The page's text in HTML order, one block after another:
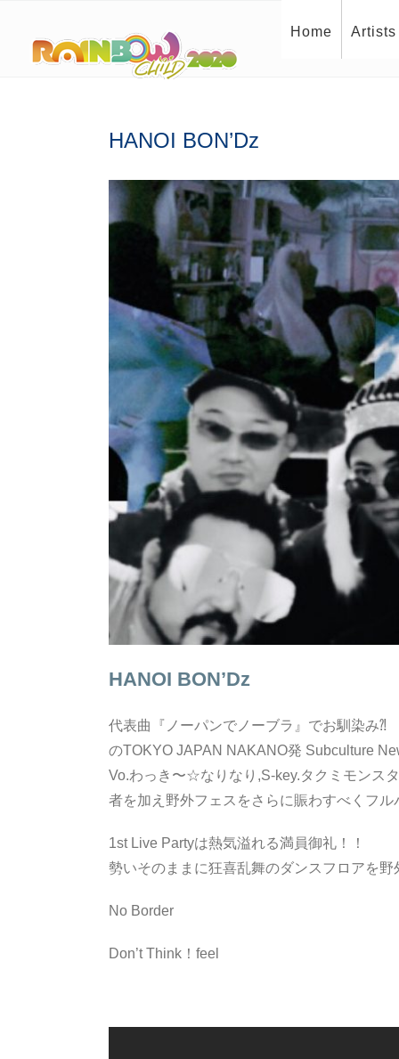
Home Artists
HANOI BON’Dz
HANOI BON’Dz
代表曲『ノーパンでノーブラ』でお馴染み⁈
のTOKYO JAPAN NAKANO発 Subculture
Vo.わっき〜☆なりなり,S-key.タクミモンス
者を加え野外フェスをさらに賑わすべくフル
1st Live Partyは熱気溢れる満員御礼！！
勢いそのままに狂喜乱舞のダンスフロアを野
No Border
Don’t Think！feel